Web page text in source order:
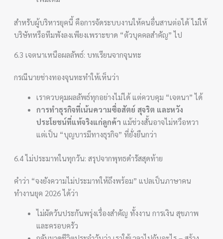
สำหรับผู้บริหารยุคนี้ คือการจัดระบบงานให้คนอื่นสานต่อได้ ไม่ให้
บริษัทหรือทีมพังลงเพียงเพราะขาด “ตัวบุคคลสำคัญ” ไป
6.3 เจตนาเหนือผลลัพธ์: บทเรียนจากจุนทะ
กรณีนายช่างทองจุนทะทำให้เห็นว่า
เราควบคุมผลลัพธ์ทุกอย่างไม่ได้ แต่ควบคุม “เจตนา” ได้
การทำธุรกิจที่เน้นความซื่อสัตย์ สุจริต และหวัง
ประโยชน์ที่แท้จริงแก่ลูกค้า แม้ช่วงสั้นอาจไม่หวือหวา
แต่เป็น “บุญบารมีทางธุรกิจ” ที่ยั่งยืนกว่า
6.4 ไม่ประมาทในทุกวัน: สรุปจากพุทธดำรัสสุดท้าย
คำว่า “จงยังความไม่ประมาทให้ถึงพร้อม” แปลเป็นภาษาคน
ทำงานยุค 2026 ได้ว่า
ไม่ผัดวันประกันพรุ่งเรื่องสำคัญ ทั้งงาน การเงิน สุขภาพ
และครอบครัว